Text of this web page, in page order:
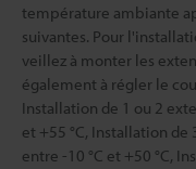
température ambiante
suivantes. Pour
veillez à monter les
également à régler le
Installation de 1 ou 2
et +55 °C, Installation de
entre -10 °C et +50 °C,